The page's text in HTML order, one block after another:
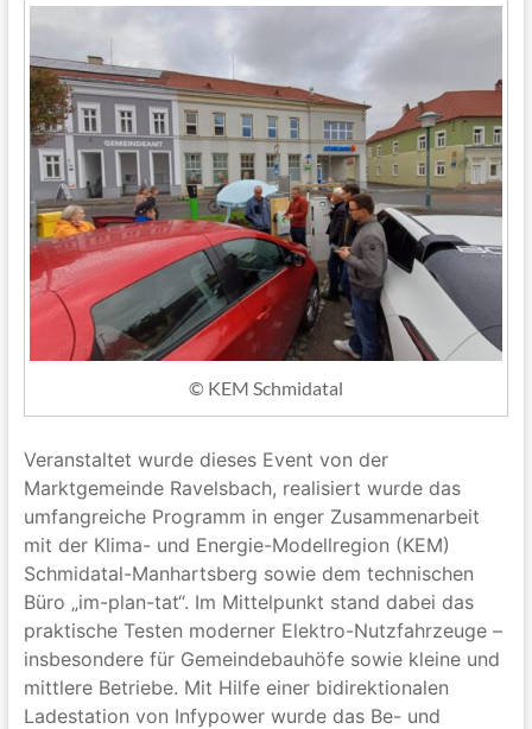
© KEM Schmidatal
Veranstaltet wurde dieses Event von der
Marktgemeinde Ravelsbach, realisiert wurde das
umfangreiche Programm in enger Zusammenarbeit
mit der Klima- und Energie-Modellregion (KEM)
Schmidatal-Manhartsberg sowie dem technischen
Büro „im-plan-tat“. Im Mittelpunkt stand dabei das
praktische Testen moderner Elektro-Nutzfahrzeuge –
insbesondere für Gemeindebauhöfe sowie kleine und
mittlere Betriebe. Mit Hilfe einer bidirektionalen
Ladestation von Infypower wurde das Be- und